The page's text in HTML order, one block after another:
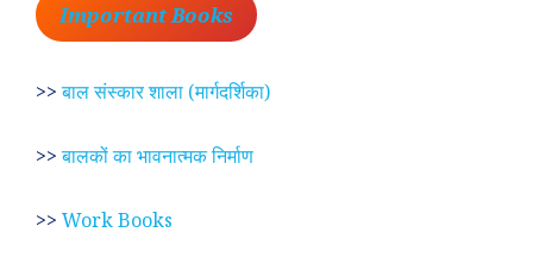
Important Books
>>बाल संस्कार शाला (मार्गदर्शिका)
>>बालकों का भावनात्मक निर्माण
>> Work Books